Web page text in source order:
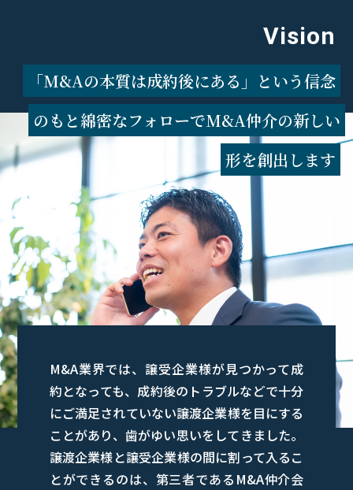
Vision
「M&Aの本質は成約後にある」という信念
のもと綿密なフォローでM&A仲介の新しい
形を創出します
M&A業界では、譲受企業様が見つかって成
約となっても、成約後のトラブルなどで十分
にご満足されていない譲渡企業様を目にする
ことがあり、歯がゆい思いをしてきました。
譲渡企業様と譲受企業様の間に割って入るこ
とができるのは、第三者であるM&A仲介会